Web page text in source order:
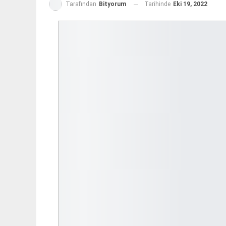
Tarafından Bityorum Tarihinde Eki 19, 2022